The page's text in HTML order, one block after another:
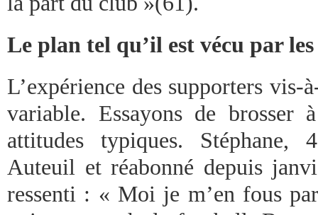
Le plan tel qu’il est vécu par
L’expérience des supporters
variable. Essayons de brosser
attitudes typiques. Stéphane,
Auteuil et réabonné depuis
ressenti : « Moi je m’en fous